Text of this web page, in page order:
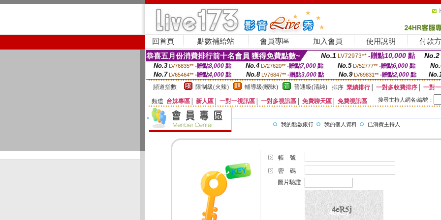
回首頁 點數補給站 會員專區 加入會員 使用說明 付款
恭喜五月份消費排行前十名會員 獲得免費點數~ No.1 LV72973** -贈點10,000 點 No.2
No.3 LV76835** -贈點8,000點 No.4 LV27620** -贈點7,000點 No.5 LV52777** -贈點6,000點
No.7 LV65464** -贈點4,000 點 No.8 LV76847** -贈點3,000 點 No.9 LV69831** -贈點2,000點
頻道指數 限制級(火辣) 輔導級(曖昧) 普通級(清純) 排序 業績排行│ 一對多收費排序
一對
頻道 台妹專區 新人區 一對一視訊區 一對多視訊區 免費聊天區 免費視訊區 搜尋主持人網名/編號：
我的點數銀行 我的個人資料 已消費主持人
帳 號
密 碼
圖片驗證